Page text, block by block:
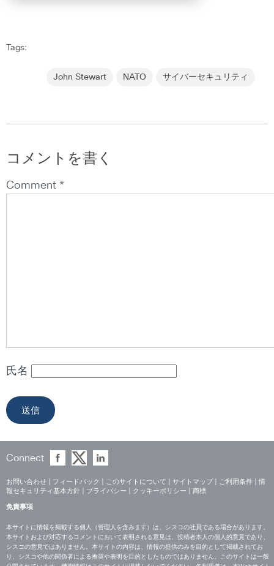
Tags:
John Stewart NATO サイバーセキュリティ
コメントを書く
Comment *
氏名
Connect
お問い合わせ フィードバック このサイトについて サイトマップ ご利用条件
情
報セキュリティ基本方針
プライバシー クッキーポリシー 商標
免責事項
本サイトに情報を掲載する個人（管理人を含みます）は、シスコの社員である場合があります。
本サイトおよび対応するコメントにおいて表明される意見は、投稿者本人の個人的意見であり、
シスコの意見ではありません。本サイトの内容は、情報の提供のみを目的として掲載されてお
り、シスコや他の関係者による推奨や表明を目的としたものではありません。このサイトは一般